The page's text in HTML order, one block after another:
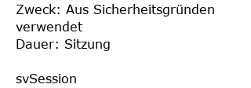
Zweck: Aus Sicherheitsgründen
verwendet
Dauer: Sitzung
svSession